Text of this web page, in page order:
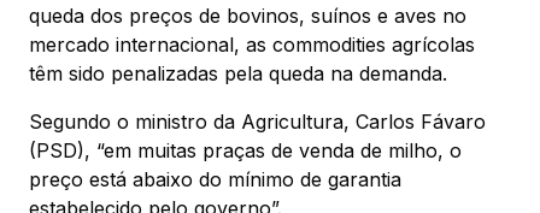
queda dos preços de bovinos, suínos e aves no
mercado internacional, as commodities agrícolas
têm sido penalizadas pela queda na demanda.
Segundo o ministro da Agricultura, Carlos Fávaro
(PSD), “em muitas praças de venda de milho, o
preço está abaixo do mínimo de garantia
estabelecido pelo governo”.